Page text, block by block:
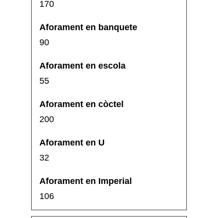
170
90
55
200
32
106